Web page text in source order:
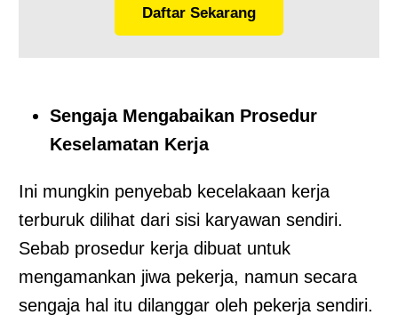
Daftar Sekarang
Sengaja Mengabaikan Prosedur
Keselamatan Kerja
Ini mungkin penyebab kecelakaan kerja
terburuk dilihat dari sisi karyawan sendiri.
Sebab prosedur kerja dibuat untuk
mengamankan jiwa pekerja, namun secara
sengaja hal itu dilanggar oleh pekerja sendiri.